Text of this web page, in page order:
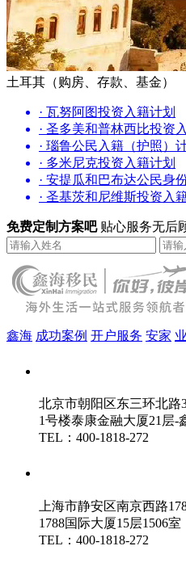
土耳其（购房、存款、基金）
· 瓦努阿图投资入籍计划
· 圣多美和普林西比投资
· 瑙鲁公民入籍（护照）
· 多米尼克投资入籍计划
· 安提瓜和巴布达公民身
· 圣基茨和尼维斯投资入
免费定制方案吧 贴心服务无后
鑫海 成功案例 开户服务 安家
北京市朝阳区东三环北路
1号楼泰康金融大厦21层-
TEL：400-1818-272
上海市静安区南京西路
1788国际大厦15层1506室
TEL：400-1818-272